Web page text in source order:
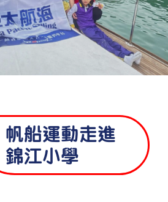
帆船運動走進
錦江小學